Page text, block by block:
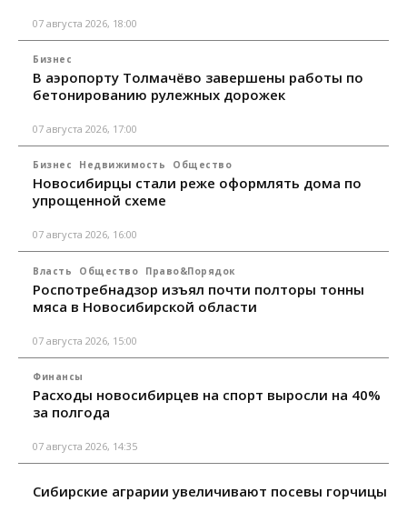
07 августа 2026, 18:00
Бизнес
В аэропорту Толмачёво завершены работы по
бетонированию рулежных дорожек
07 августа 2026, 17:00
Бизнес Недвижимость Общество
Новосибирцы стали реже оформлять дома по
упрощенной схеме
07 августа 2026, 16:00
Власть Общество Право&Порядок
Роспотребнадзор изъял почти полторы тонны
мяса в Новосибирской области
07 августа 2026, 15:00
Финансы
Расходы новосибирцев на спорт выросли на 40%
за полгода
07 августа 2026, 14:35
Сибирские аграрии увеличивают посевы горчицы